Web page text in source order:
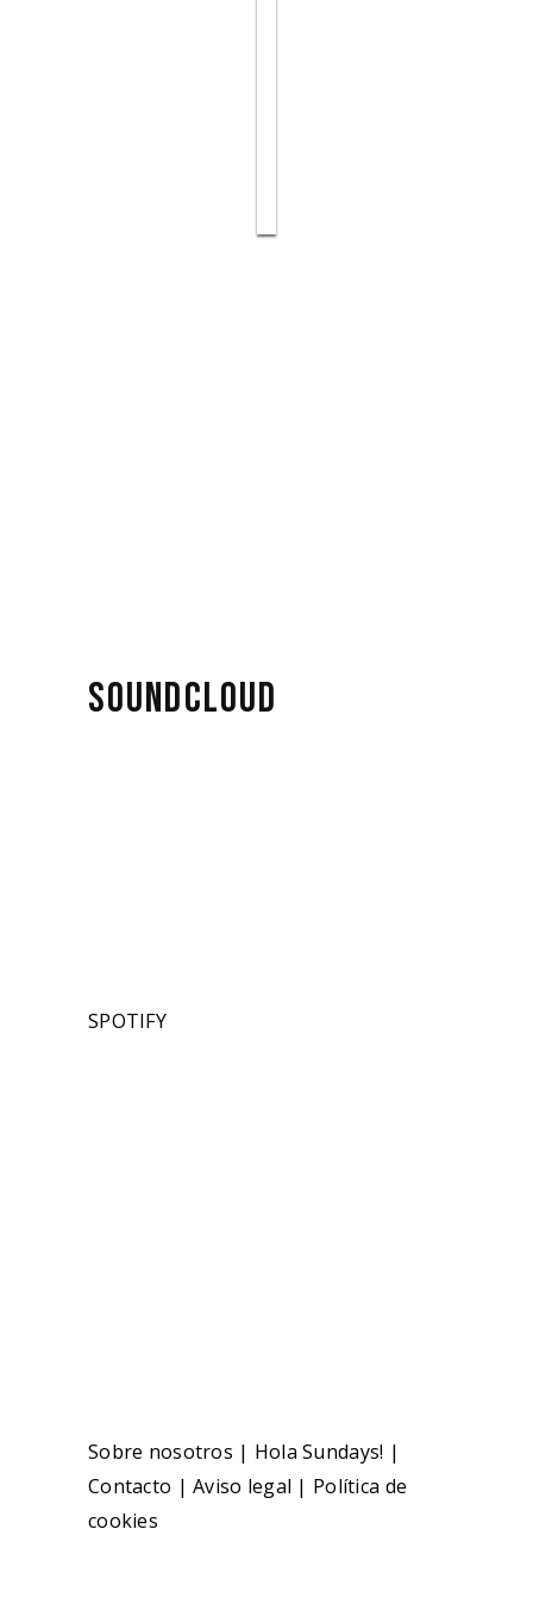
SOUNDCLOUD
SPOTIFY
Sobre nosotros | Hola Sundays! |
Contacto |Aviso legal | Política de
cookies